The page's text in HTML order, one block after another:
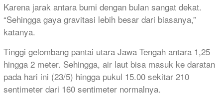
Karena jarak antara bumi dengan bulan sangat dekat.
“Sehingga gaya gravitasi lebih besar dari biasanya,”
katanya.
Tinggi gelombang pantai utara Jawa Tengah antara 1,25
hingga 2 meter. Sehingga, air laut bisa masuk ke daratan
pada hari ini (23/5) hingga pukul 15.00 sekitar 210
sentimeter dari 160 sentimeter normalnya.